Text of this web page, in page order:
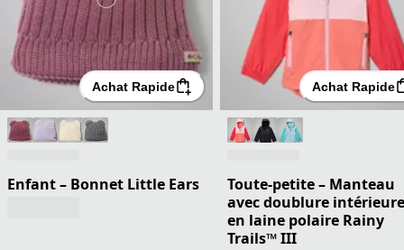
Achat Rapide
Enfant – Bonnet Little Ears
Achat Rapide
Toute-petite – Manteau
avec doublure intérieure
en laine polaire Rainy
Trails™ III